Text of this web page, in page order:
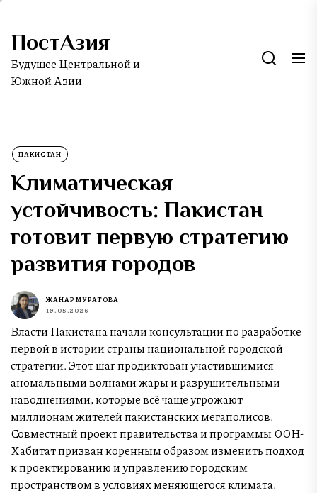
Skip
the
content
ПостАзия
Будущее Центральной и
Южной Азии
ПАКИСТАН
Климатическая
устойчивость: Пакистан
готовит первую стратегию
развития городов
ЖАНАР МУРАТОВА
19.05.2026
Власти Пакистана начали консультации по разработке
первой в истории страны национальной городской
стратегии. Этот шаг продиктован участившимися
аномальными волнами жары и разрушительными
наводнениями, которые всё чаще угрожают
миллионам жителей пакистанских мегаполисов.
Совместный проект правительства и программы ООН-
Хабитат призван коренным образом изменить подход
к проектированию и управлению городским
пространством в условиях меняющегося климата.